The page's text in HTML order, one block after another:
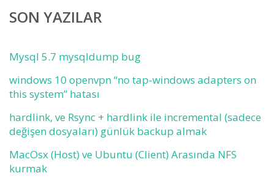
SON YAZILAR
Mysql 5.7 mysqldump bug
windows 10 openvpn “no tap-windows adapters on
this system” hatası
hardlink, ve Rsync + hardlink ile incremental (sadece
değişen dosyaları) günlük backup almak
MacOsx (Host) ve Ubuntu (Client) Arasında NFS
kurmak